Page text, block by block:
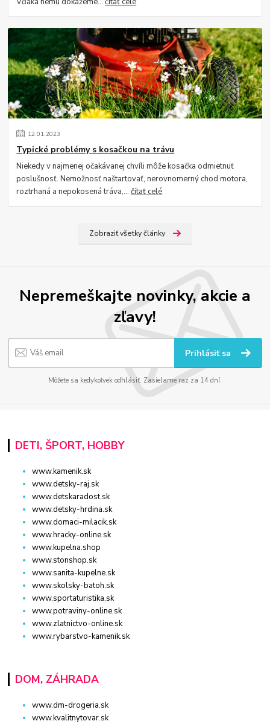
12.01.2023
Typické problémy s kosačkou na trávu
Niekedy v najmenej očakávanej chvíli môže kosačka odmietnuť
poslušnosť. Nemožnosť naštartovať, nerovnomerný chod motora,
roztrhaná a nepokosená tráva,...čítať celé
Zobraziť všetky články
Nepremeškajte novinky, akcie a
zľavy!
Prihlásiť sa
Môžete sa kedykoľvek odhlásiť. Zasielame raz za 14 dní.
DETI, ŠPORT, HOBBY
www.kamenik.sk
www.detsky-raj.sk
www.detskaradost.sk
www.detsky-hrdina.sk
www.domaci-milacik.sk
www.hracky-online.sk
www.kupelna.shop
www.stonshop.sk
www.sanita-kupelne.sk
www.skolsky-batoh.sk
www.sportaturistika.sk
www.potraviny-online.sk
www.zlatnictvo-online.sk
www.rybarstvo-kamenik.sk
DOM, ZÁHRADA
www.dm-drogeria.sk
www.kvalitnytovar.sk